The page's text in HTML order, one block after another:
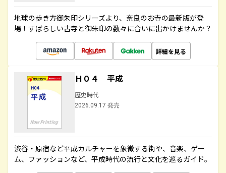
地球の歩き方御朱印シリーズより、奈良のお寺の最新版が登
場！すばらしい古寺と御朱印の数々に合いに出かけませんか？
詳細を見る
Ｈ０４ 平成
歴史時代
2026.09.17 発売
渋谷・原宿など平成カルチャーを象徴する街や、音楽、ゲー
ム、ファッションなど、平成時代の流行と文化を巡るガイド。